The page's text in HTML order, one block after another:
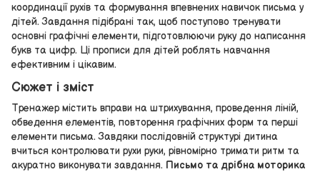
координації рухів та формування впевнених навичок письма у
дітей. Завдання підібрані так, щоб поступово тренувати
основні графічні елементи, підготовлюючи руку до написання
букв та цифр. Ці прописи для дітей роблять навчання
ефективним і цікавим.
Сюжет і зміст
Тренажер містить вправи на штрихування, проведення ліній,
обведення елементів, повторення графічних форм та перші
елементи письма. Завдяки послідовній структурі дитина
вчиться контролювати рухи руки, рівномірно тримати ритм та
акуратно виконувати завдання. Письмо та дрібна моторика